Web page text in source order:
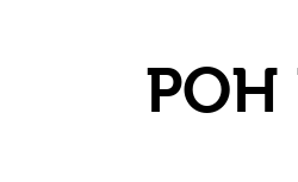
POH